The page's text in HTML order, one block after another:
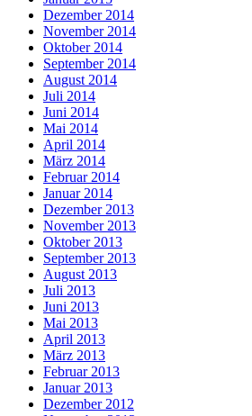
Dezember 2014
November 2014
Oktober 2014
September 2014
August 2014
Juli 2014
Juni 2014
Mai 2014
April 2014
März 2014
Februar 2014
Januar 2014
Dezember 2013
November 2013
Oktober 2013
September 2013
August 2013
Juli 2013
Juni 2013
Mai 2013
April 2013
März 2013
Februar 2013
Januar 2013
Dezember 2012